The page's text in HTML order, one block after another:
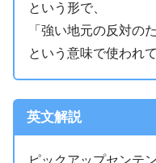
という形で、
「強い地元の反対のた
という意味で使われ
英文解説
ピックアップセンテ